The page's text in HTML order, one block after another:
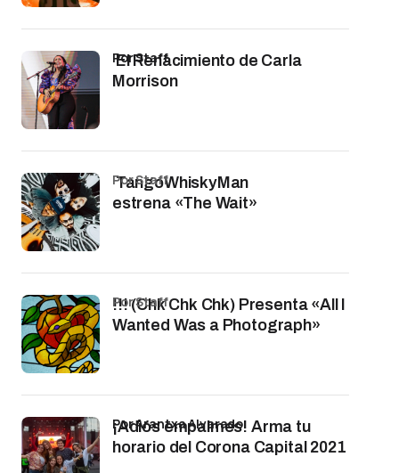
El Renacimiento de Carla
Morrison
por Staff
TangoWhiskyMan
estrena «The Wait»
por Staff
!!! (Chk Chk Chk) Presenta «All I
Wanted Was a Photograph»
por Staff
¡Adiós empalmes! Arma tu
horario del Corona Capital 2021
por Arantxa Alvarado